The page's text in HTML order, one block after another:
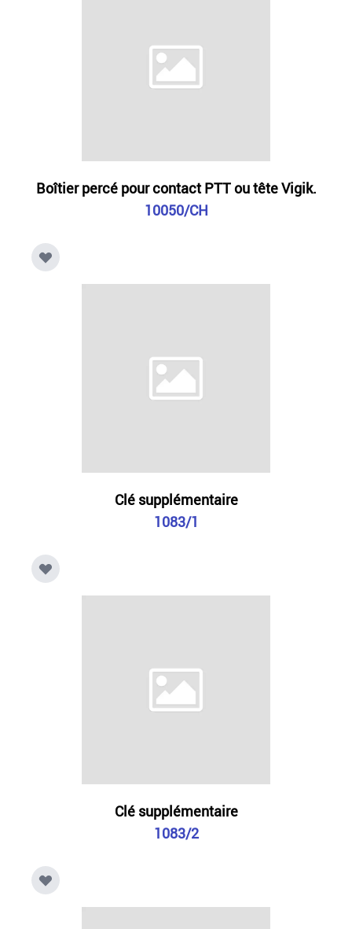
Boîtier percé pour contact PTT ou tête Vigik.
10050/CH
Clé supplémentaire
1083/1
Clé supplémentaire
1083/2